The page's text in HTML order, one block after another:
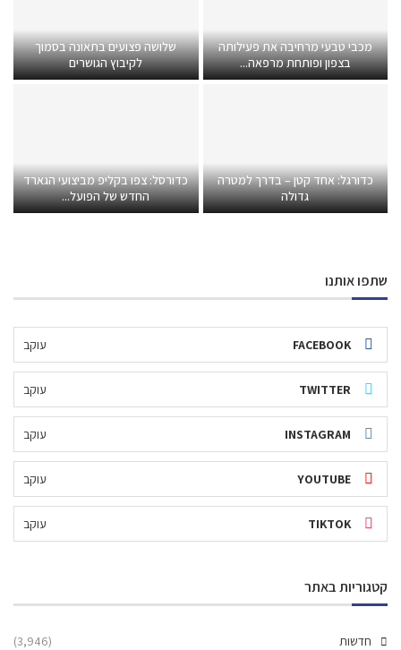
מכבי טבעי מרחיבה את פעילותה
בצפון ופותחת מרפאה...
שלושה פצועים בתאונה בסמוך
לקיבוץ הגושרים
כדורגל: אחד קטן – בדרך למטרה
גדולה
כדורסל: צפו בקליפ מביצועי הגארד
החדש של הפועל...
שתפו אותנו
FACEBOOK עוקב
TWITTER עוקב
INSTAGRAM עוקב
YOUTUBE עוקב
TIKTOK עוקב
קטגוריות באתר
חדשות (3,946)